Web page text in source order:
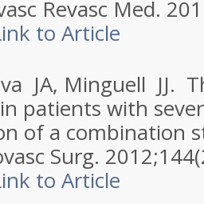
Revasc Med.
to Article
JA, Minguell JJ.
patients with
of a combination
Surg.
to Article